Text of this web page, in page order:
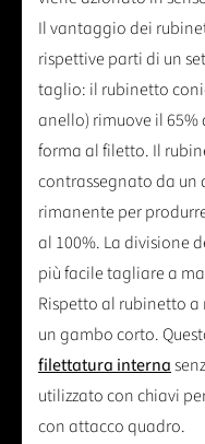
Il vantaggio dei
rispettive parti di un
taglio: il rubinetto
anello) rimuove il
forma al filetto. Il
contrassegnato da
rimanente per
al 100%. La divisione
più facile tagliare a
Rispetto al rubinetto
un gambo corto.
filettatura interna
utilizzato con chiavi
con attacco quadro.